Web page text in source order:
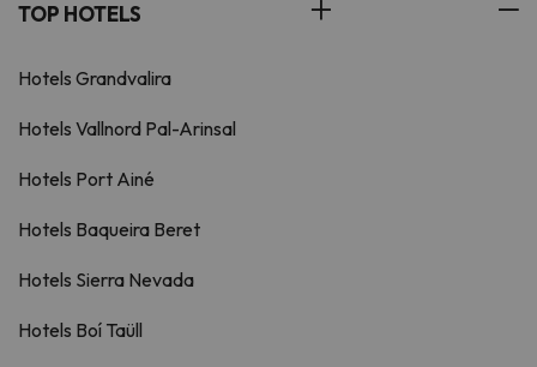
TOP HOTELS
Hotels Grandvalira
Hotels Vallnord Pal-Arinsal
Hotels Port Ainé
Hotels Baqueira Beret
Hotels Sierra Nevada
Hotels Boí Taüll